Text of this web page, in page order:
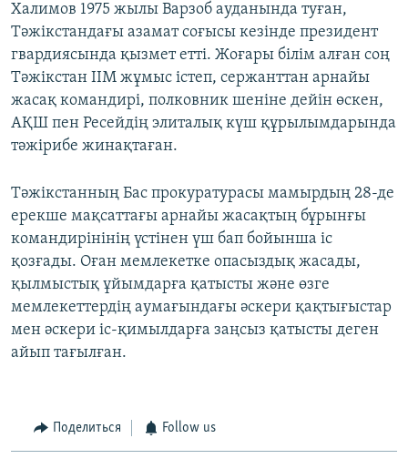
Халимов 1975 жылы Варзоб ауданында туған,
Тәжікстандағы азамат соғысы кезінде президент
гвардиясында қызмет етті. Жоғары білім алған соң
Тәжікстан ІІМ жұмыс істеп, сержанттан арнайы
жасақ командирі, полковник шеніне дейін өскен,
АҚШ пен Ресейдің элиталық күш құрылымдарында
тәжірибе жинақтаған.
Тәжікстанның Бас прокуратурасы мамырдың 28-де
ерекше мақсаттағы арнайы жасақтың бұрынғы
командирінінің үстінен үш бап бойынша іс
қозғады. Оған мемлекетке опасыздық жасады,
қылмыстық ұйымдарға қатысты және өзге
мемлекеттердің аумағындағы әскери қақтығыстар
мен әскери іс-қимылдарға заңсыз қатысты деген
айып тағылған.
Поделиться Follow us